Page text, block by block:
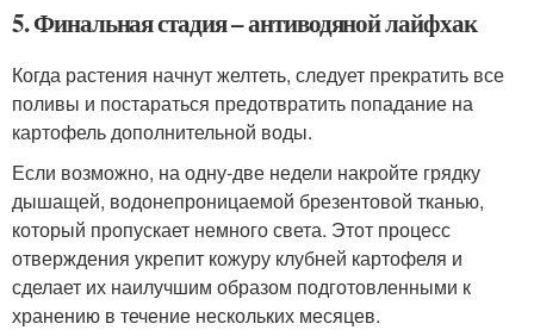
5. Финальная стадия – антиводяной лайфхак
Когда растения начнут желтеть, следует прекратить все
поливы и постараться предотвратить попадание на
картофель дополнительной воды.
Если возможно, на одну-две недели накройте грядку
дышащей, водонепроницаемой брезентовой тканью,
который пропускает немного света. Этот процесс
отверждения укрепит кожуру клубней картофеля и
сделает их наилучшим образом подготовленными к
хранению в течение нескольких месяцев.